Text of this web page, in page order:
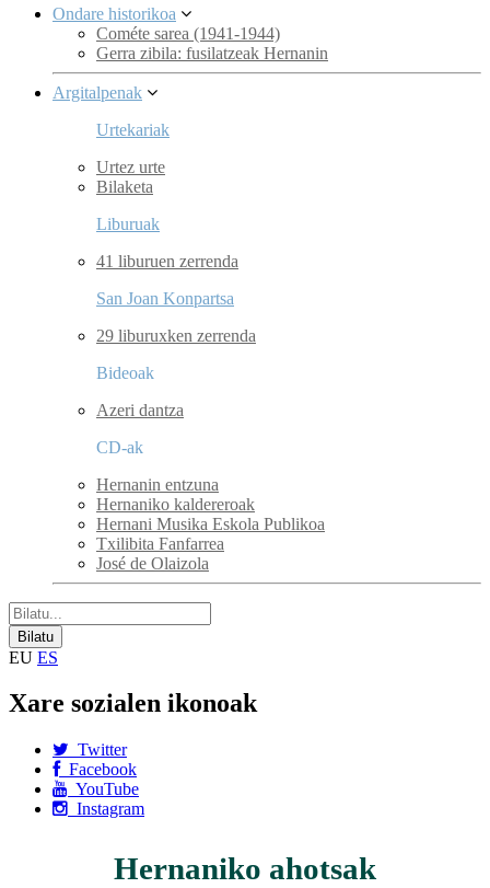
Ondare historikoa
Cométe sarea (1941-1944)
Gerra zibila: fusilatzeak Hernanin
Argitalpenak
Urtekariak
Urtez urte
Bilaketa
Liburuak
41 liburuen zerrenda
San Joan Konpartsa
29 liburuxken zerrenda
Bideoak
Azeri dantza
CD-ak
Hernanin entzuna
Hernaniko kaldereroak
Hernani Musika Eskola Publikoa
Txilibita Fanfarrea
José de Olaizola
EU ES
Xare sozialen ikonoak
Twitter
Facebook
YouTube
Instagram
Hernaniko ahotsak